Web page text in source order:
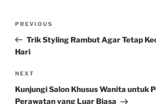
Previous
Post
PREVIOUS
Trik Styling Rambut Agar Tetap
Hari
Next
Post
NEXT
Kunjungi Salon Khusus Wanita untuk
Perawatan yang Luar Biasa